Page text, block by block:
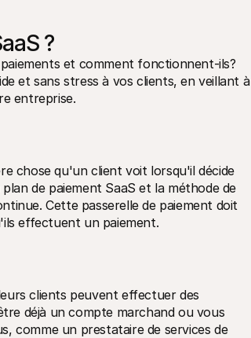
?
et comment fonctionnent-ils?
et sans stress à vos clients, en veillant à
entreprise.
chose qu'un client voit lorsqu'il décide
de paiement SaaS et la méthode de
Cette passerelle de paiement doit
effectuent un paiement.
clients peuvent effectuer des
déjà un compte marchand ou vous
comme un prestataire de services de